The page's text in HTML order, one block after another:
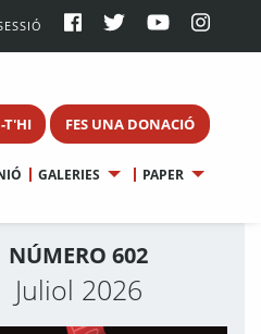
T'HI FES UNA DONACIÓ
GALERIES PAPER
NÚMERO 602
Juliol 2026